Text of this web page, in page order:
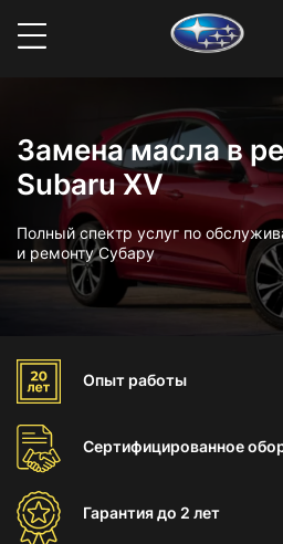
Замена масла в
Subaru XV
Полный спектр услуг по
и ремонту Субару
Опыт работы
Сертифицированное
Гарантиядо 2 лет